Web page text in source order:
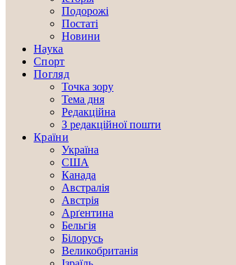
Подорожі
Постаті
Новини
Наука
Спорт
Погляд
Точка зору
Тема дня
Редакційна
З редакційної пошти
Країни
Україна
США
Канада
Австралія
Австрія
Арґентина
Бельгія
Білорусь
Великобританія